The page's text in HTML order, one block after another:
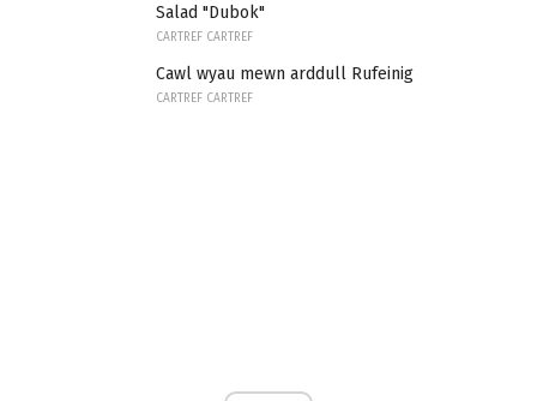
Salad "Dubok"
CARTREF CARTREF
Cawl wyau mewn arddull Rufeinig
CARTREF CARTREF